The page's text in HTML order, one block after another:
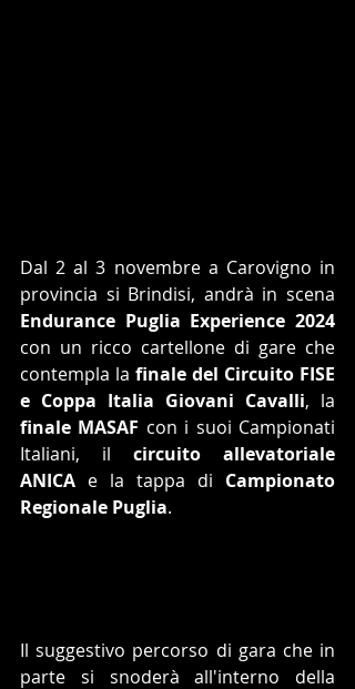
Dal 2 al 3 novembre a Carovigno in
Endurance Puglia Experience 2024
con un ricco cartellone di gare che
contempla la finale del Circuito FISE
e Coppa Italia Giovani Cavalli
finale MASAF con i suoi Campionati
Italiani, il circuito allevatoriale
ANICA e la tappa di Campionato
Regionale Puglia.
Il suggestivo percorso di gara che in